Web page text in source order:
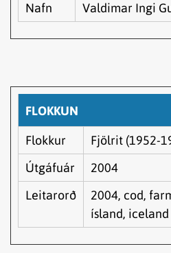
Nafn
Valdimar Ingi
FLOKKUN
Flokkur
Fjölrit (1952-
Útgáfuár
2004
Leitarorð
2004, cod,
ísland, iceland